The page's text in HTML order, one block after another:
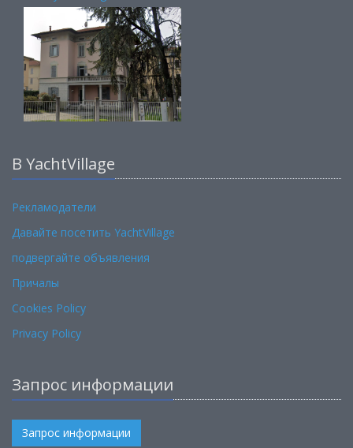
В YachtVillage
Рекламодатели
Давайте посетить YachtVillage
подвергайте объявления
Причалы
Cookies Policy
Privacy Policy
Запрос информации
Запрос информации